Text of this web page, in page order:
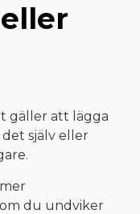
gäller att lägga
själv eller
du undviker